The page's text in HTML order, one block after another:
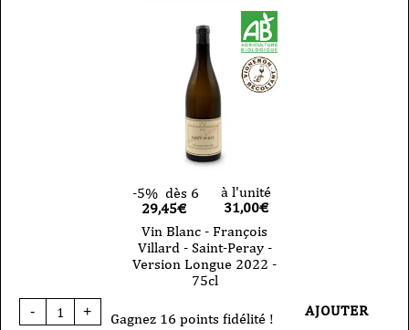
-5% dès 6
29,45€
à l'unité
31,00€
Vin Blanc - François
Villard - Saint-Peray -
Version Longue 2022 -
75cl
-
quantité
de
+ Gagnez 16 points fidélité ! AJOUTER